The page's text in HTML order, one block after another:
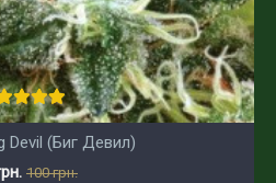
Devil (Биг Девил)
100 грн.